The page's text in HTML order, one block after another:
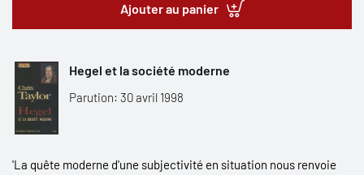
Ajouter au panier
Hegel et la société moderne
Parution: 30 avril 1998
'La quête moderne d'une subjectivité en situation nous renvoie